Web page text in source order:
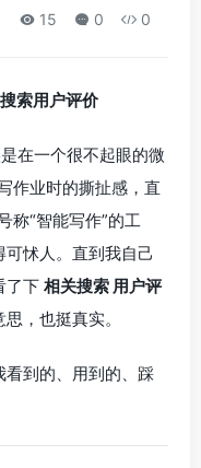
15 0 0
索用户评价
是在一个很不起眼的微
作业时的撕扯感，直
“智能写作”的工
怵人。直到我自己
了下 相关搜索 用户评
，也挺真实。
到的、用到的、踩